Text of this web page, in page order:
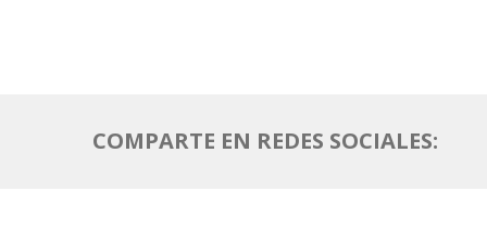
COMPARTE EN REDES SOCIALES: